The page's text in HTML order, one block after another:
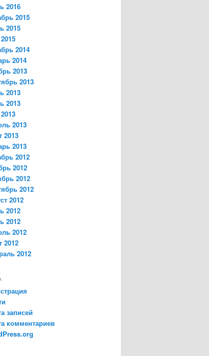
2016
2015
2015
2014
2014
2013
2013
2013
2013
2013
2013
2013
2012
2012
2012
2012
2012
2012
2012
2012
2012
2012
записей
комментариев